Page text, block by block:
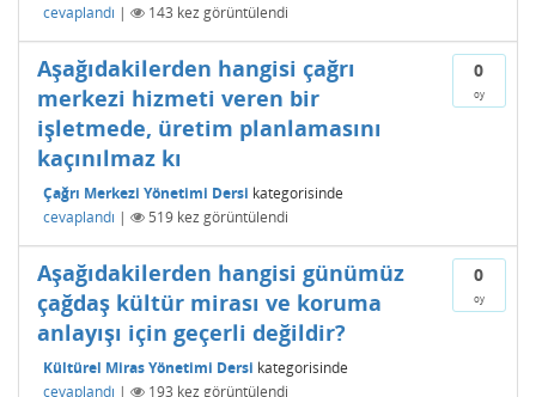
cevaplandı | 143 kez görüntülendi
0
oy
Aşağıdakilerden hangisi çağrı
merkezi hizmeti veren bir
işletmede, üretim planlamasını
kaçınılmaz kı
Çağrı Merkezi Yönetimi Dersi kategorisinde
cevaplandı | 519 kez görüntülendi
0
oy
Aşağıdakilerden hangisi günümüz
çağdaş kültür mirası ve koruma
anlayışı için geçerli değildir?
Kültürel Miras Yönetimi Dersi kategorisinde
cevaplandı | 193 kez görüntülendi